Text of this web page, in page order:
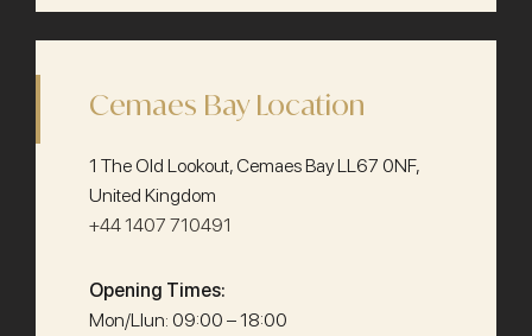
Cemaes Bay Location
1 The Old Lookout, Cemaes Bay LL67 0NF,
United Kingdom
+44 1407 710491
Opening Times:
Mon/Llun: 09:00 – 18:00